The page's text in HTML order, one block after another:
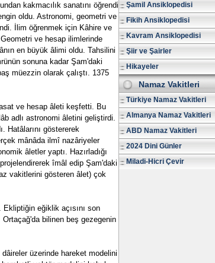
kakmacılık sanatını öğrendi.
oldu. Astronomi, geometri ve
İlim öğrenmek için Kâhire ve
ve hesap ilimlerinde
en büyük âlimi oldu. Tahsilini
sonuna kadar Şam'daki
müezzin olarak çalıştı. 1375
ve hesap âleti keşfetti. Bu
adlı astronomi âletini geliştirdi.
Hatâlarını göstererek
mânâda ilmî nazâriyeler
âletler yaptı. Hazırladığı
îmâl edip Şam'daki
vakitlerini gösteren âlet) çok
Ekliptiğin eğiklik açısını son
bilinen beş gezegenin
üzerinde hareket modelini
Şamil Ansiklopedisi
Fikih Ansiklopedisi
Kavram Ansiklopedisi
Şiir ve Şairler
Hikayeler
Namaz Vakitleri
Türkiye Namaz Vakitleri
Almanya Namaz Vakitleri
ABD Namaz Vakitleri
2024 Dini Günler
Miladi-Hicri Çevir